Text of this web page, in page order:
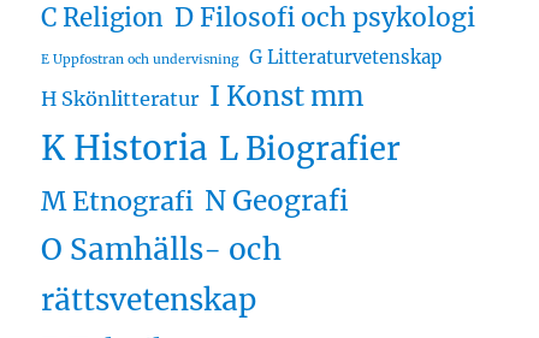
C Religion D Filosofi och psykologi
E Uppfostran och undervisning G Litteraturvetenskap
H Skönlitteratur I Konst mm
K Historia L Biografier
M Etnografi N Geografi
O Samhälls- och
rättsvetenskap